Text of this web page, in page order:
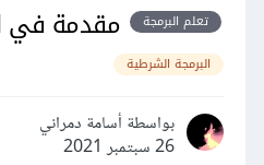
تعلم البرمجة مقدمة في
البرمجة الشرطية
بواسطة أسامة دمراني
26 سبتمبر 2021